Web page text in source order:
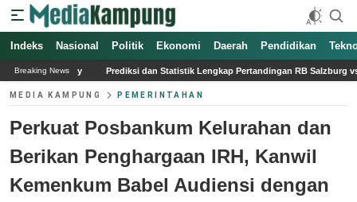
Indeks Nasional Politik Ekonomi Daerah Pendidikan
Breaking News
Prediksi dan Statistik Lengkap Pertandingan RB Salzburg vs Pafos di Liga Europa
MEDIA KAMPUNG PEMERINTAHAN
Perkuat Posbankum Kelurahan dan
Berikan Penghargaan IRH, Kanwil
Kemenkum Babel Audiensi dengan